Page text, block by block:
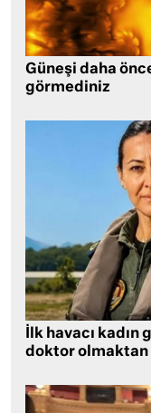
Güneşi daha
görmediniz
İlk havacı
doktor olmaktan